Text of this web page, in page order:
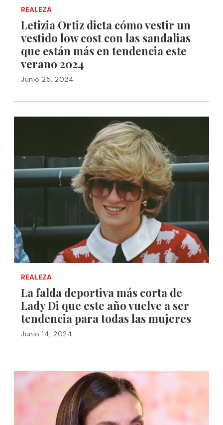
REALEZA
Letizia Ortiz dicta cómo vestir un
vestido low cost con las sandalias
que están más en tendencia este
verano 2024
Junio 25, 2024
REALEZA
La falda deportiva más corta de
Lady Di que este año vuelve a ser
tendencia para todas las mujeres
Junio 14, 2024